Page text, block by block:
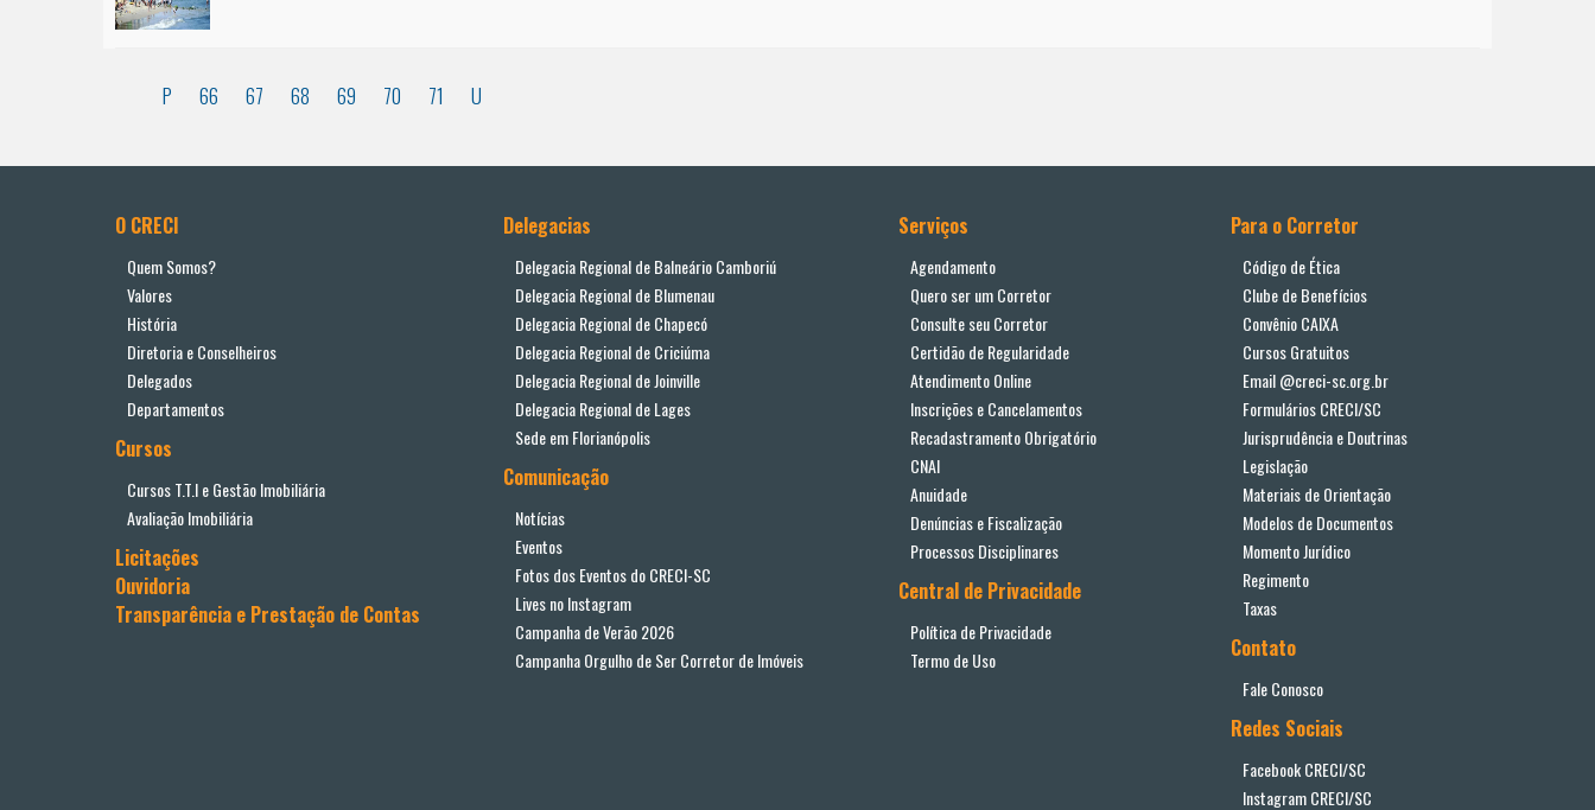
P 66 67 68 69 70 71 U
O CRECI
Quem Somos?
Valores
História
Diretoria e Conselheiros
Delegados
Departamentos
Cursos
Cursos T.T.I e Gestão Imobiliária
Avaliação Imobiliária
Licitações
Ouvidoria
Transparência e Prestação de Contas
Delegacias
Delegacia Regional de Balneário Camboriú
Delegacia Regional de Blumenau
Delegacia Regional de Chapecó
Delegacia Regional de Criciúma
Delegacia Regional de Joinville
Delegacia Regional de Lages
Sede em Florianópolis
Comunicação
Notícias
Eventos
Fotos dos Eventos do CRECI-SC
Lives no Instagram
Campanha de Verão 2026
Campanha Orgulho de Ser Corretor de Imóveis
Serviços
Agendamento
Quero ser um Corretor
Consulte seu Corretor
Certidão de Regularidade
Atendimento Online
Inscrições e Cancelamentos
Recadastramento Obrigatório
CNAI
Anuidade
Denúncias e Fiscalização
Processos Disciplinares
Central de Privacidade
Política de Privacidade
Termo de Uso
Para o Corretor
Código de Ética
Clube de Benefícios
Convênio CAIXA
Cursos Gratuitos
Email @creci-sc.org.br
Formulários CRECI/SC
Jurisprudência e Doutrinas
Legislação
Materiais de Orientação
Modelos de Documentos
Momento Jurídico
Regimento
Taxas
Contato
Fale Conosco
Redes Sociais
Facebook CRECI/SC
Instagram CRECI/SC